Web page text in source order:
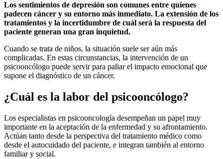
Los sentimientos de depresión son comunes entre quienes
padecen cáncer y su entorno más inmediato. La extensión de los
tratamientos y la incertidumbre de cuál será la respuesta del
paciente generan una gran inquietud.
Cuando se trata de niños, la situación suele ser aún más
complicadas. En estas circunstancias, la intervención de un
psicooncólogo puede servir para paliar el impacto emocional que
supone el diagnóstico de un cáncer.
¿Cuál es la labor del psicooncólogo?
Los especialistas en psicooncología desempeñan un papel muy
importante en la aceptación de la enfermedad y su afrontamiento.
Actúan tanto desde la perspectiva del tratamiento médico como
desde el autocuidado del paciente, e integran también al entorno
familiar y social.